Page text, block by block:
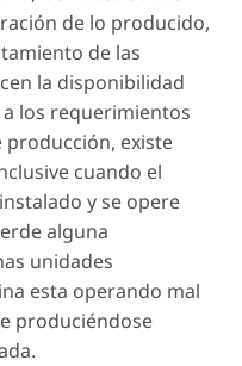
de lo producido,
de las
la disponibilidad
los requerimientos
producción, existe
cuando el
y se opere
alguna
unidades
esta operando mal
produciéndose